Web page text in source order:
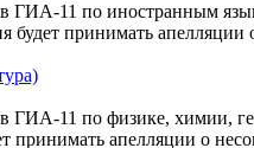
ГИА-11 по иностранным
принимать
ГИА-11 по физике, химии,
апелляции о